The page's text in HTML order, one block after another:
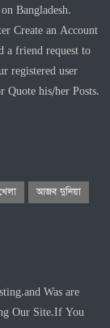
Bangladesh.
Create an Account
a friend request to
registered user
Quote his/her Posts.
আজব দুনিয়া
Was are
Our Site.If You